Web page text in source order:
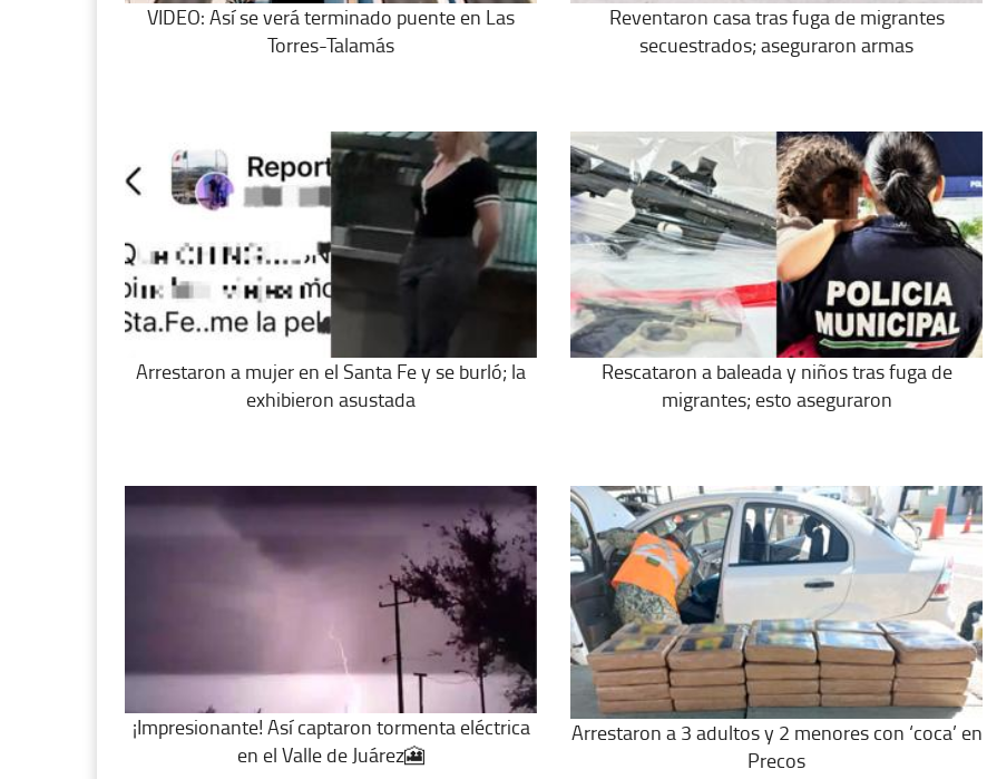
VIDEO: Así se verá terminado puente en Las
Torres-Talamás
Reventaron casa tras fuga de migrantes
secuestrados; aseguraron armas
Arrestaron a mujer en el Santa Fe y se burló; la
exhibieron asustada
Rescataron a baleada y niños tras fuga de
migrantes; esto aseguraron
¡Impresionante! Así captaron tormenta eléctrica
en el Valle de Juárez🎦
Arrestaron a 3 adultos y 2 menores con ‘coca’ en
Precos